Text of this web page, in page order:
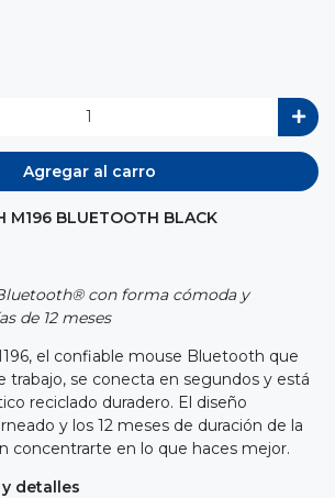
Agregar al carro
M196 BLUETOOTH BLACK
con forma cómoda y
de 12 meses
el confiable mouse Bluetooth que
trabajo, se conecta en segundos y está
reciclado duradero. El diseño
y los 12 meses de duración de la
concentrarte en lo que haces mejor.
detalles